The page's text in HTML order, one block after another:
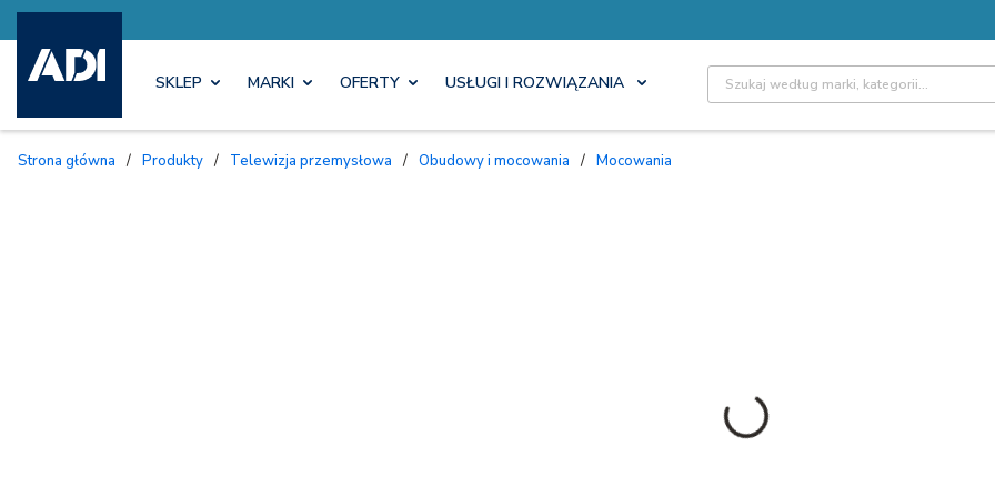
SKLEP MARKI OFERTY USŁUGI I ROZWIĄZANIA Site Search
Strona główna / Produkty / Telewizja przemysłowa / Obudowy i mocowania / Mocowania